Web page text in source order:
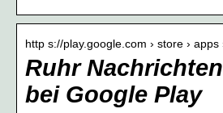
http s://play.google.com › store › apps
Ruhr
bei Google Play